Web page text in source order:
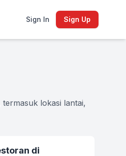
Sign In Sign Up
lokasi lantai,
di